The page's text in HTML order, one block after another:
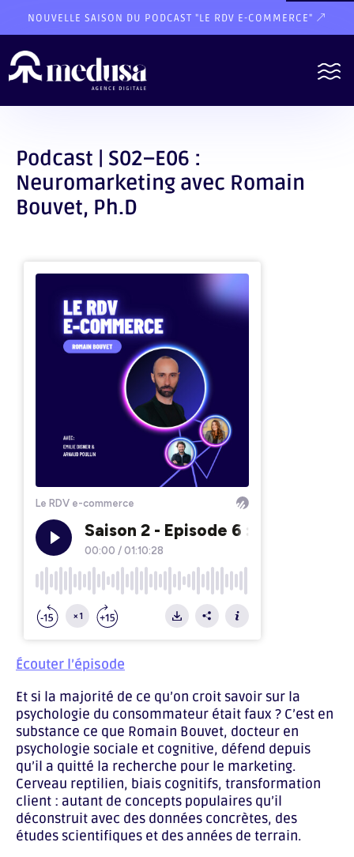
NOUVELLE SAISON DU PODCAST "LE RDV E-COMMERCE"
Podcast | S02–E06 :
Neuromarketing avec Romain
Bouvet, Ph.D
Écouter l’épisode
Et si la majorité de ce qu’on croit savoir sur la
psychologie du consommateur était faux ? C’est en
substance ce que Romain Bouvet, docteur en
psychologie sociale et cognitive, défend depuis
qu’il a quitté la recherche pour le marketing.
Cerveau reptilien, biais cognitifs, transformation
client : autant de concepts populaires qu’il
déconstruit avec des données concrètes, des
études scientifiques et des années de terrain.